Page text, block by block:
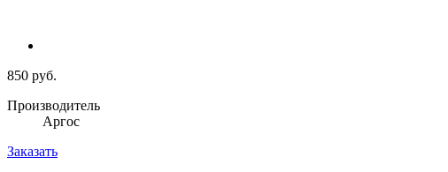
850 руб.
Производитель
Аргос
Заказать